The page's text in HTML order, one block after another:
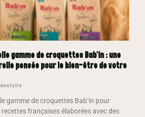
gamme de croquettes Bab’in : une
pensée pour le bien-être de votre
gamme de croquettes Bab’in pour
françaises élaborées avec des